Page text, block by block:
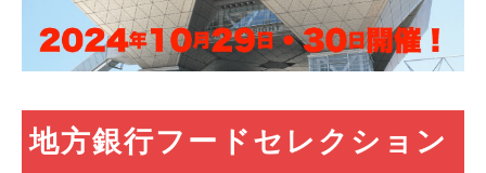
地方銀行フードセレクション